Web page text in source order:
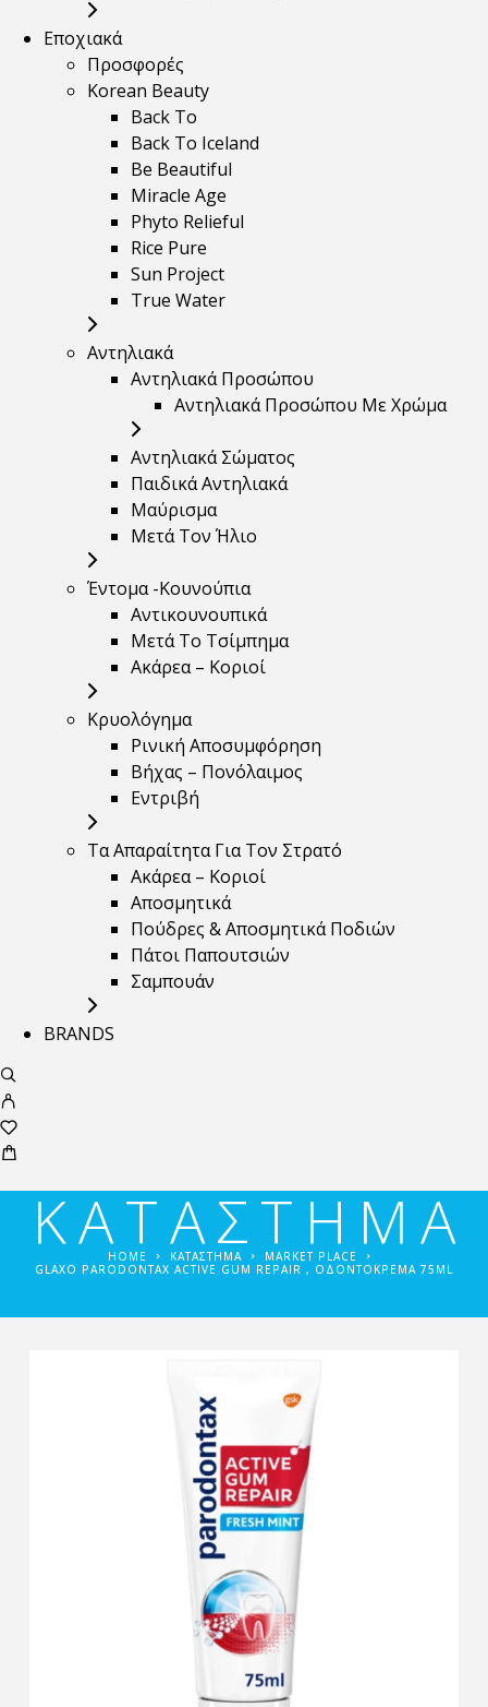
Εποχιακά
Προσφορές
Korean Beauty
Back To
Back To Iceland
Be Beautiful
Miracle Age
Phyto Relieful
Rice Pure
Sun Project
True Water
Αντηλιακά
Αντηλιακά Προσώπου
Αντηλιακά Προσώπου Με Χρώμα
Αντηλιακά Σώματος
Παιδικά Αντηλιακά
Μαύρισμα
Mετά Τον Ήλιο
Έντομα -Κουνούπια
Αντικουνουπικά
Μετά Το Τσίμπημα
Ακάρεα – Κοριοί
Κρυολόγημα
Ρινική Αποσυμφόρηση
Βήχας – Πονόλαιμος
Εντριβή
Τα Απαραίτητα Για Τον Στρατό
Ακάρεα – Κοριοί
Αποσμητικά
Πούδρες & Αποσμητικά Ποδιών
Πάτοι Παπουτσιών
Σαμπουάν
BRANDS
ΚΑΤΑΣΤΗΜΑ
HOME ΚΑΤΑΣΤΗΜΑ
MARKET PLACE
GLAXO PARODONTAX ACTIVE GUM REPAIR , ΟΔΟΝΤΌΚΡΕΜΑ 75ML